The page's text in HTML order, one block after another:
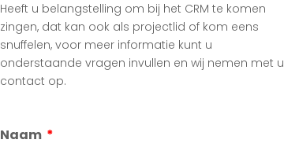
Heeft u belangstelling om bij het CRM te komen
zingen, dat kan ook als projectlid of kom eens
snuffelen, voor meer informatie kunt u
onderstaande vragen invullen en wij nemen met u
contact op.
Naam